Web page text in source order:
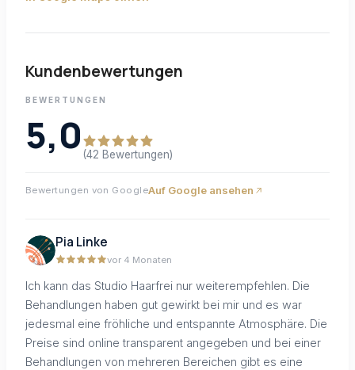
Kundenbewertungen
BEWERTUNGEN
5,0 (42 Bewertungen)
Bewertungen von GoogleAuf Google ansehen
Pia Linke
vor 4 Monaten
Ich kann das Studio Haarfrei nur weiterempfehlen. Die
Behandlungen haben gut gewirkt bei mir und es war
jedesmal eine fröhliche und entspannte Atmosphäre. Die
Preise sind online transparent angegeben und bei einer
Behandlungen von mehreren Bereichen gibt es eine